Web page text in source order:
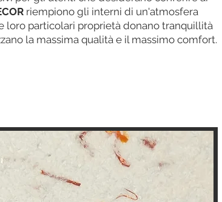
riempiono gli interni di un'atmosfera
loro particolari proprietà donano tranquillità
la massima qualità e il massimo comfort.